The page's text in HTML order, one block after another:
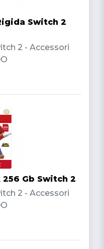
Switch 2
2 - Accessori
256 Gb Switch 2
2 - Accessori